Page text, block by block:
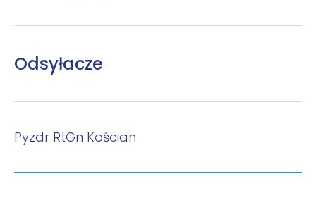
Odsyłacze
Pyzdr RtGn Kościan